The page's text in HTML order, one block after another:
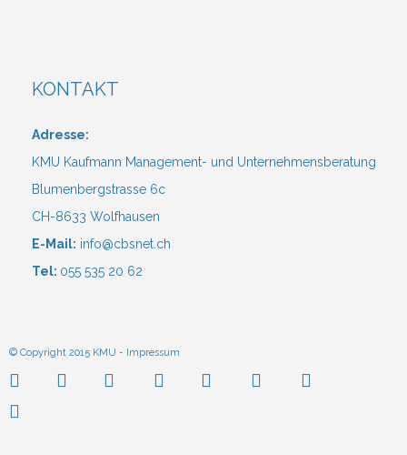
KONTAKT
Adresse:
KMU Kaufmann Management- und Unternehmensberatung
Blumenbergstrasse 6c
CH-8633 Wolfhausen
E-Mail: info@cbsnet.ch
Tel: 055 535 20 62
© Copyright 2015 KMU - Impressum